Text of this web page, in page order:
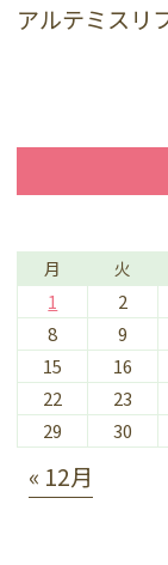
アルテミスリ
月 火
1 2
8
9
15
16
22
23
29
30
« 12月